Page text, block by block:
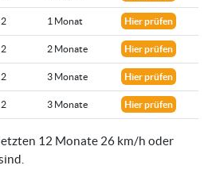
2 1 Monat Hier prüfen
2 2 Monate Hier prüfen
2 3 Monate Hier prüfen
2 3 Monate Hier prüfen
12 Monate 26 km/h oder